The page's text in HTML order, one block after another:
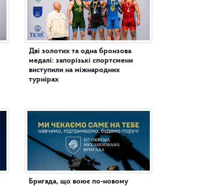
Дві золотих та одна бронзова
медалі: запорізькі спортсмени
виступили на міжнародних
турнірах
Бригада, що воює по-новому